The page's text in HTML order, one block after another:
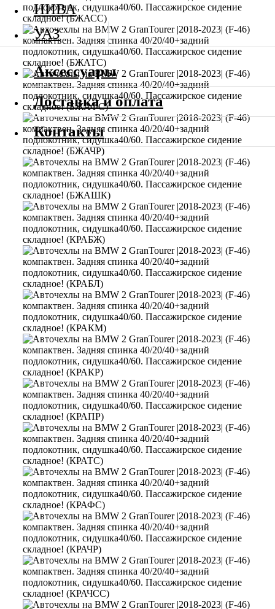
НИВА
УАЗ
Аксессуары
Доставка и оплата
Контакты